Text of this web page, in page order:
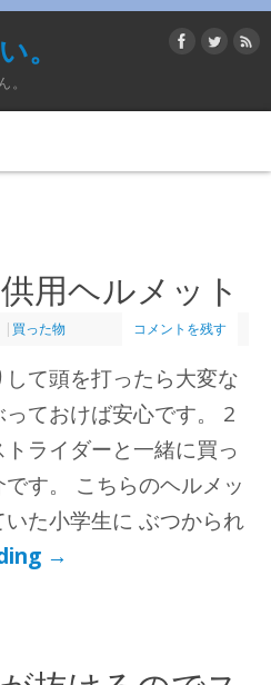
。
用ヘルメット
| 買った物 コメントを残す
て頭を打ったら大変な
ておけば安心です。 2
ライダーと一緒に買っ
す。 こちらのヘルメッ
いた小学生に ぶつかられ
→